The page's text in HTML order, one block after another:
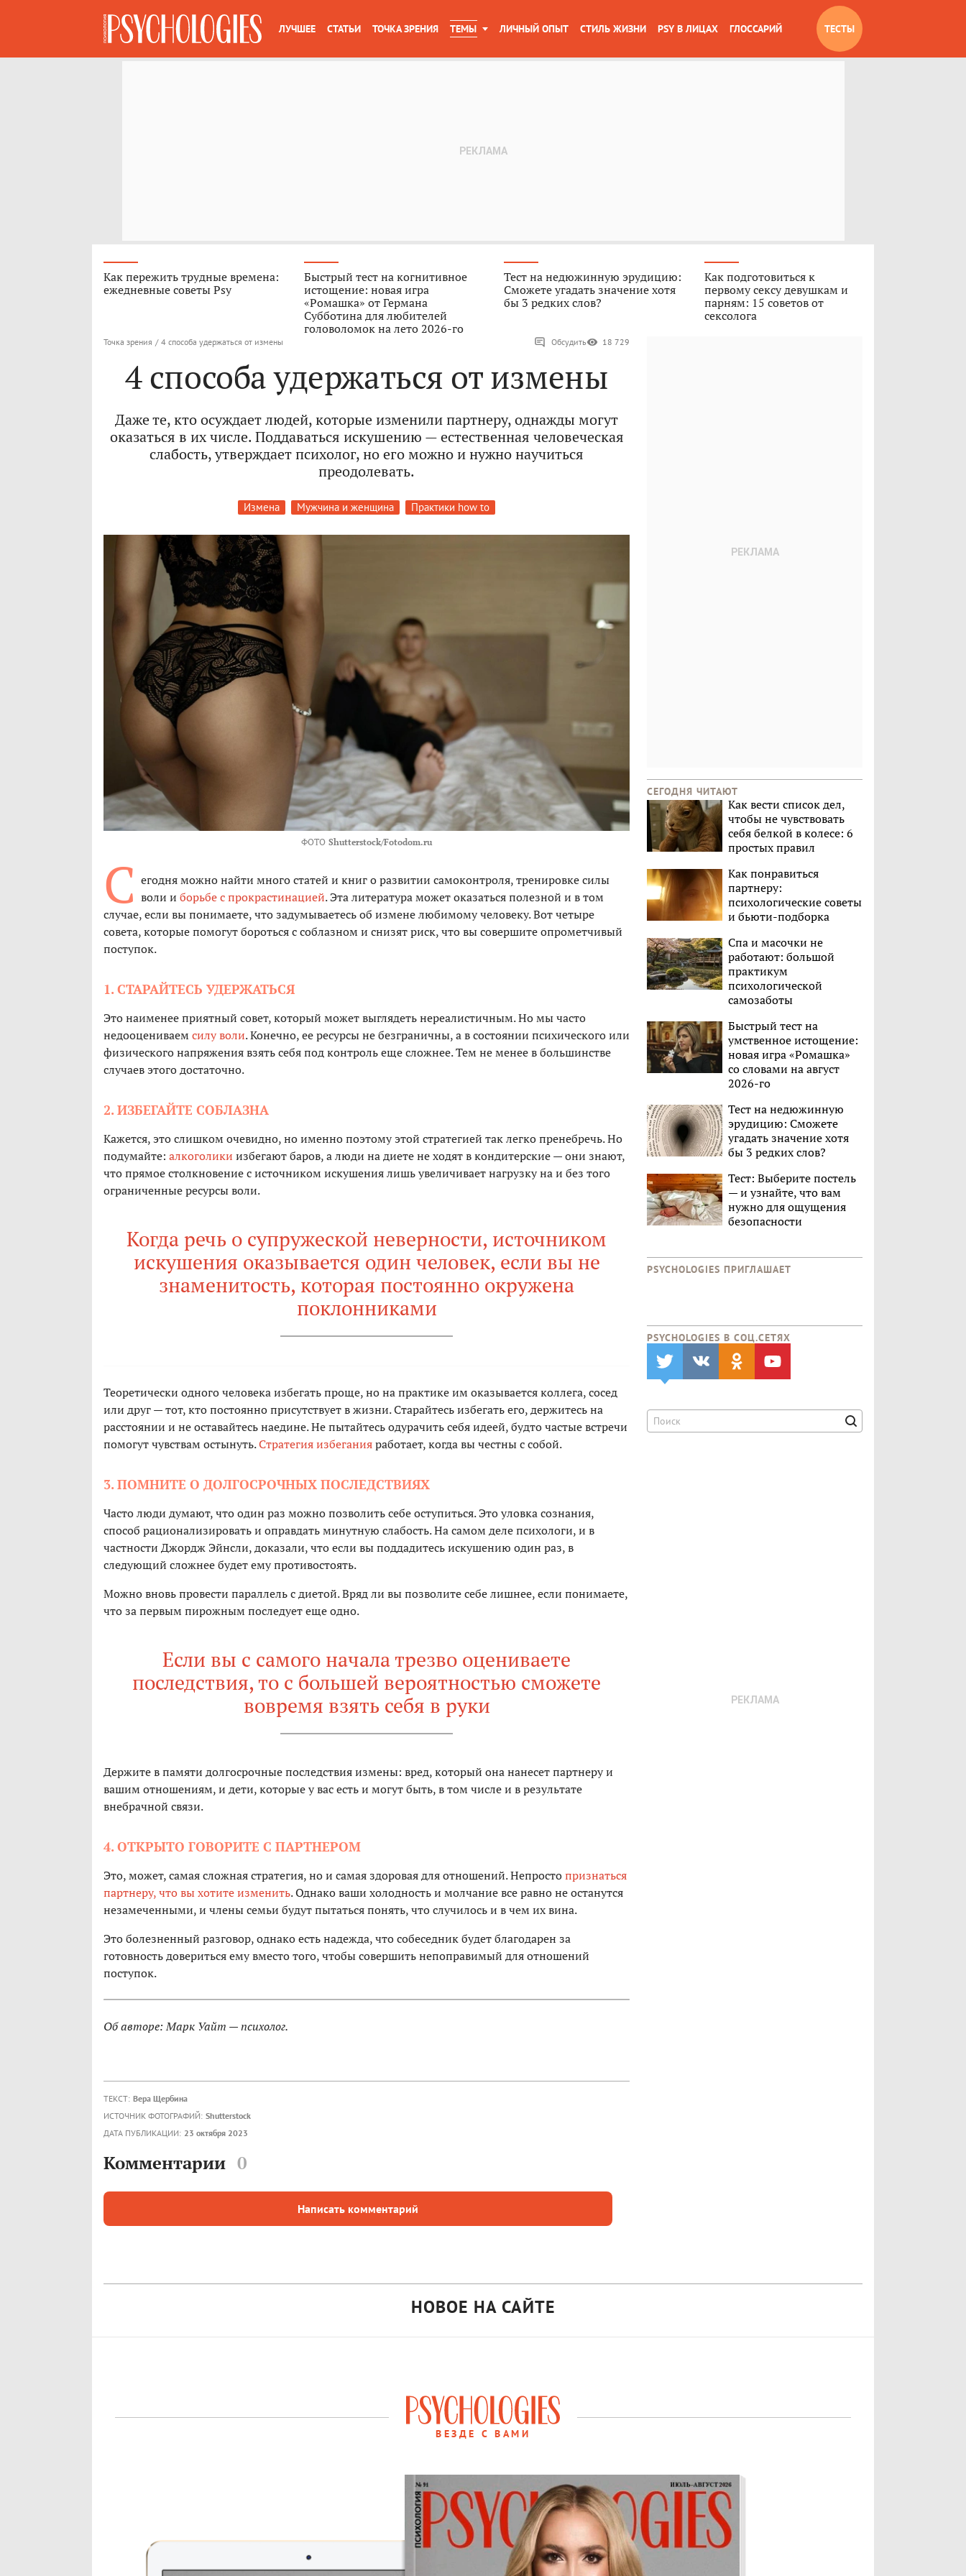
ЛУЧШЕЕ СТАТЬИ ТОЧКА ЗРЕНИЯ ТЕМЫ ЛИЧНЫЙ ОПЫТ СТИЛЬ ЖИЗНИ PSY В ЛИЦАХ ГЛОССАРИЙ ТЕСТЫ
Как пережить трудные времена:
ежедневные советы Psy
Быстрый тест на когнитивное
истощение: новая игра
«Ромашка» от Германа
Субботина для любителей
головоломок на лето 2026-го
Тест на недюжинную эрудицию:
Сможете угадать значение хотя
бы 3 редких слов?
Как подготовиться к
первому сексу девушкам и
парням: 15 советов от
сексолога
Точка зрения / 4 способа удержаться от измены Обсудить 18 729
4 способа удержаться от измены
Даже те, кто осуждает людей, которые изменили партнеру, однажды могут
оказаться в их числе. Поддаваться искушению — естественная человеческая
слабость, утверждает психолог, но его можно и нужно научиться
преодолевать.
Измена Мужчина и женщина Практики how to
ФОТО Shutterstock/Fotodom.ru
С егодня можно найти много статей и книг о развитии самоконтроля, тренировке силы
воли и борьбе с прокрастинацией. Эта литература может оказаться полезной и в том
случае, если вы понимаете, что задумываетесь об измене любимому человеку. Вот четыре
совета, которые помогут бороться с соблазном и снизят риск, что вы совершите опрометчивый
поступок.
1. СТАРАЙТЕСЬ УДЕРЖАТЬСЯ
Это наименее приятный совет, который может выглядеть нереалистичным. Но мы часто
недооцениваемсилу воли. Конечно, ее ресурсы не безграничны, а в состоянии психического или
физического напряжения взять себя под контроль еще сложнее. Тем не менее в большинстве
случаев этого достаточно.
2. ИЗБЕГАЙТЕ СОБЛАЗНА
Кажется, это слишком очевидно, но именно поэтому этой стратегией так легко пренебречь. Но
подумайте: алкоголики избегают баров, а люди на диете не ходят в кондитерские — они знают,
что прямое столкновение с источником искушения лишь увеличивает нагрузку на и без того
ограниченные ресурсы воли.
Когда речь о супружеской неверности, источником
искушения оказывается один человек, если вы не
знаменитость, которая постоянно окружена
поклонниками
Теоретически одного человека избегать проще, но на практике им оказывается коллега, сосед
или друг — тот, кто постоянно присутствует в жизни. Старайтесь избегать его, держитесь на
расстоянии и не оставайтесь наедине. Не пытайтесь одурачить себя идеей, будто частые встречи
помогут чувствам остынуть.Стратегия избеганияработает, когда вы честны с собой.
3. ПОМНИТЕ О ДОЛГОСРОЧНЫХ ПОСЛЕДСТВИЯХ
Часто люди думают, что один раз можно позволить себе оступиться. Это уловка сознания,
способ рационализировать и оправдать минутную слабость. На самом деле психологи, и в
частности Джордж Эйнсли, доказали, что если вы поддадитесь искушению один раз, в
следующий сложнее будет ему противостоять.
Можно вновь провести параллель с диетой. Вряд ли вы позволите себе лишнее, если понимаете,
что за первым пирожным последует еще одно.
Если вы с самого начала трезво оцениваете
последствия, то с большей вероятностью сможете
вовремя взять себя в руки
Держите в памяти долгосрочные последствия измены: вред, который она нанесет партнеру и
вашим отношениям, и дети, которые у вас есть и могут быть, в том числе и в результате
внебрачной связи.
4. ОТКРЫТО ГОВОРИТЕ С ПАРТНЕРОМ
Это, может, самая сложная стратегия, но и самая здоровая для отношений. Непростопризнаться
партнеру, что вы хотите изменить. Однако ваши холодность и молчание все равно не останутся
незамеченными, и члены семьи будут пытаться понять, что случилось и в чем их вина.
Это болезненный разговор, однако есть надежда, что собеседник будет благодарен за
готовность довериться ему вместо того, чтобы совершить непоправимый для отношений
поступок.
Об авторе: Марк Уайт — психолог.
ТЕКСТ: Вера Щербина
ИСТОЧНИК ФОТОГРАФИЙ: Shutterstock
ДАТА ПУБЛИКАЦИИ: 23 октября 2023
Комментарии 0
Написать комментарий
СЕГОДНЯ ЧИТАЮТ
Как вести список дел,
чтобы не чувствовать
себя белкой в колесе: 6
простых правил
Как понравиться
партнеру:
психологические советы
и бьюти-подборка
Спа и масочки не
работают: большой
практикум
психологической
самозаботы
Быстрый тест на
умственное истощение:
новая игра «Ромашка»
со словами на август
2026-го
Тест на недюжинную
эрудицию: Сможете
угадать значение хотя
бы 3 редких слов?
Тест: Выберите постель
— и узнайте, что вам
нужно для ощущения
безопасности
PSYCHOLOGIES ПРИГЛАШАЕТ
PSYCHOLOGIES В CОЦ.СЕТЯХ
НОВОЕ НА САЙТЕ
ВЕЗДЕ С ВАМИ